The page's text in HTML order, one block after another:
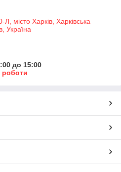
місто Харків, Харківська
Україна
до 15:00
роботи